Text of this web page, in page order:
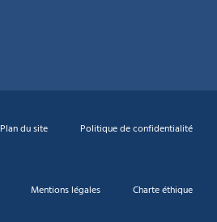
Plan du site Politique de confidentialité
Mentions légales Charte éthique